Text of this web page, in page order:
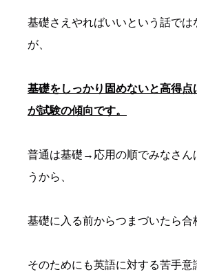
基礎さえやればいいという話では
が、
基礎をしっかり固めないと高得点
が試験の傾向です。
普通は基礎→応用の順でみなさん
うから、
基礎に入る前からつまづいたら合
そのためにも英語に対する苦手意